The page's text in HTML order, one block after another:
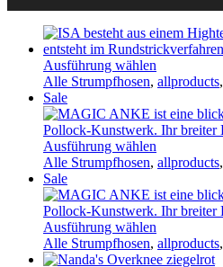
Ausführung wählen
Alle Strumpfhosen, allproducts,
Sale
Ausführung wählen
Alle Strumpfhosen, allproducts,
Sale
Ausführung wählen
Alle Strumpfhosen, allproducts,